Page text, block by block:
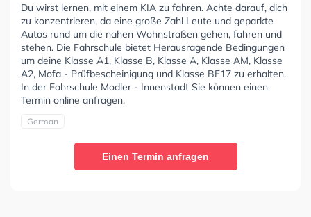
Du wirst lernen, mit einem KIA zu fahren. Achte darauf, dich
zu konzentrieren, da eine große Zahl Leute und geparkte
Autos rund um die nahen Wohnstraßen gehen, fahren und
stehen. Die Fahrschule bietet Herausragende Bedingungen
um deine Klasse A1, Klasse B, Klasse A, Klasse AM, Klasse
A2, Mofa - Prüfbescheinigung und Klasse BF17 zu erhalten.
In der Fahrschule Modler - Innenstadt Sie können einen
Termin online anfragen.
German
Einen Termin anfragen